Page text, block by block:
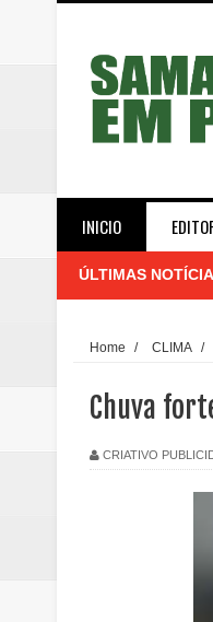
INICIO
ÚLTIMAS
Home / CLIMA /
Chuva
CRIATIVO